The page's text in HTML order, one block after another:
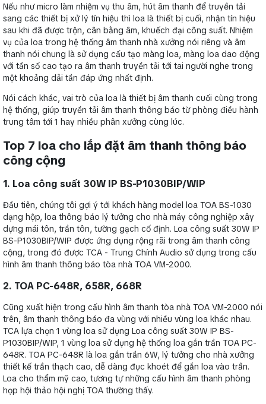
Nếu như micro làm nhiệm vụ thu âm, hút âm thanh để truyền tải
sang các thiết bị xử lý tín hiệu thì loa là thiết bị cuối, nhận tín hiệu
sau khi đã được trộn, cân bằng âm, khuếch đại công suất. Nhiệm
vụ của loa trong hệ thống âm thanh nhà xưởng nói riêng và âm
thanh nói chung là sử dụng cấu tạo màng loa, màng loa dao động
với tần số cao tạo ra âm thanh truyền tải tới tai người nghe trong
một khoảng dải tần đáp ứng nhất định.
Nói cách khác, vai trò của loa là thiết bị âm thanh cuối cùng trong
hệ thống, giúp truyền tải âm thanh thông báo từ phòng điều hành
trung tâm tới 1 hay nhiều phân xưởng cùng lúc.
Top 7 loa cho lắp đặt âm thanh thông báo
công cộng
1. Loa công suất 30W IP BS-P1030BIP/WIP
Đầu tiên, chúng tôi gợi ý tới khách hàng model loa TOA BS-1030
dạng hộp, loa thông báo lý tưởng cho nhà máy công nghiệp xây
dựng mái tôn, trần tôn, tường gạch cố định. Loa công suất 30W IP
BS-P1030BIP/WIP được ứng dụng rộng rãi trong âm thanh công
cộng, trong đó được TCA - Trung Chính Audio sử dụng trong cấu
hình âm thanh thông báo tòa nhà TOA VM-2000.
2. TOA PC-648R, 658R, 668R
Cũng xuất hiện trong cấu hình âm thanh tòa nhà TOA VM-2000 nói
trên, âm thanh thông báo đa vùng với nhiều vùng loa khác nhau.
TCA lựa chọn 1 vùng loa sử dụng Loa công suất 30W IP BS-
P1030BIP/WIP, 1 vùng loa sử dụng hệ thống loa gắn trần TOA PC-
648R. TOA PC-648R là loa gắn trần 6W, lý tưởng cho nhà xưởng
thiết kế trần thạch cao, dễ dàng đục khoét để gắn loa vào trần.
Loa cho thẩm mỹ cao, tương tự những cấu hình âm thanh phòng
họp hội thảo hội nghị TOA thường thấy.